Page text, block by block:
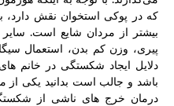
که در پوکی استخوان نقش دارد،
بیشتر از مردان شایع است.
پیری، وزن کم بدن، استعمال
باشد و جالب است بدانید یکی
درمان خرج های ناشی از